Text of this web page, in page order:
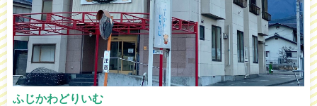
ふじかわどりいむ